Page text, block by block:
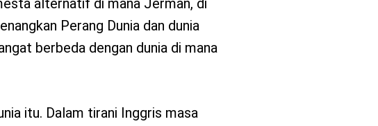
alternatif di mana Jerman, di
Perang Dunia dan dunia
berbeda dengan dunia di mana
itu. Dalam tirani Inggris masa